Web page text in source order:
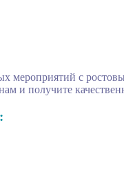
мероприятий с
и получите